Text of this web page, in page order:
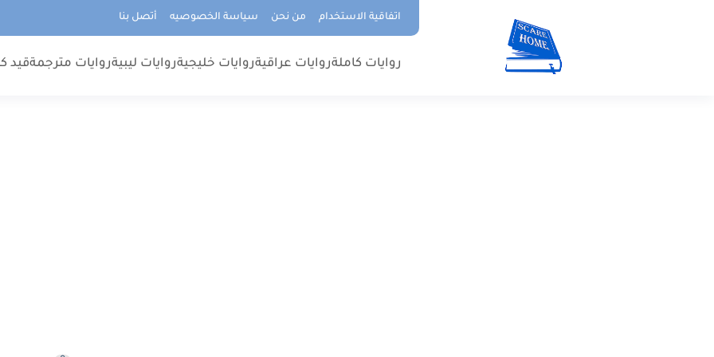
اتفاقية الاستخدام من نحن سياسة الخصوصيه أتصل بنا
روايات كاملةروايات عراقيةروايات خليجيةروايات ليبيةروايات مترجمةقيد